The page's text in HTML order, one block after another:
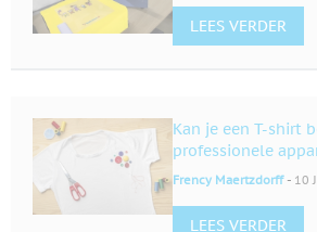
LEES VERDER
Kan je een T-shirt
professionele
Frency Maertzdorff - 10
LEES VERDER